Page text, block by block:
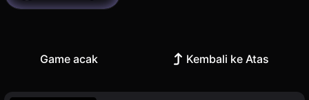
Game acak Kembali ke Atas